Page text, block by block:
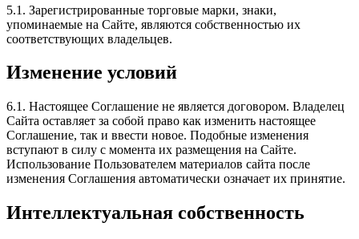
5.1. Зарегистрированные торговые марки, знаки,
упоминаемые на Сайте, являются собственностью их
соответствующих владельцев.
Изменение условий
6.1. Настоящее Соглашение не является договором. Владелец
Сайта оставляет за собой право как изменить настоящее
Соглашение, так и ввести новое. Подобные изменения
вступают в силу с момента их размещения на Сайте.
Использование Пользователем материалов сайта после
изменения Соглашения автоматически означает их принятие.
Интеллектуальная собственность